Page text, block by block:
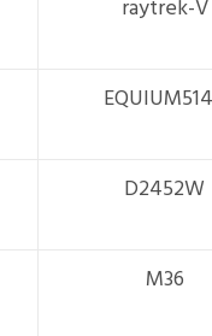
raytrek-V
D2452W
M36